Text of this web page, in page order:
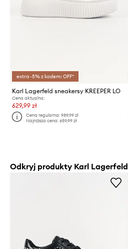
extra -5% z kodem: OFF*
Karl Lagerfeld sneakersy KREEPER LO
Cena aktualna:
629,99 zł
Cena regularna:989,99 zł
Najniższa cena:659,99 zł
Odkryj produkty Karl Lagerfeld